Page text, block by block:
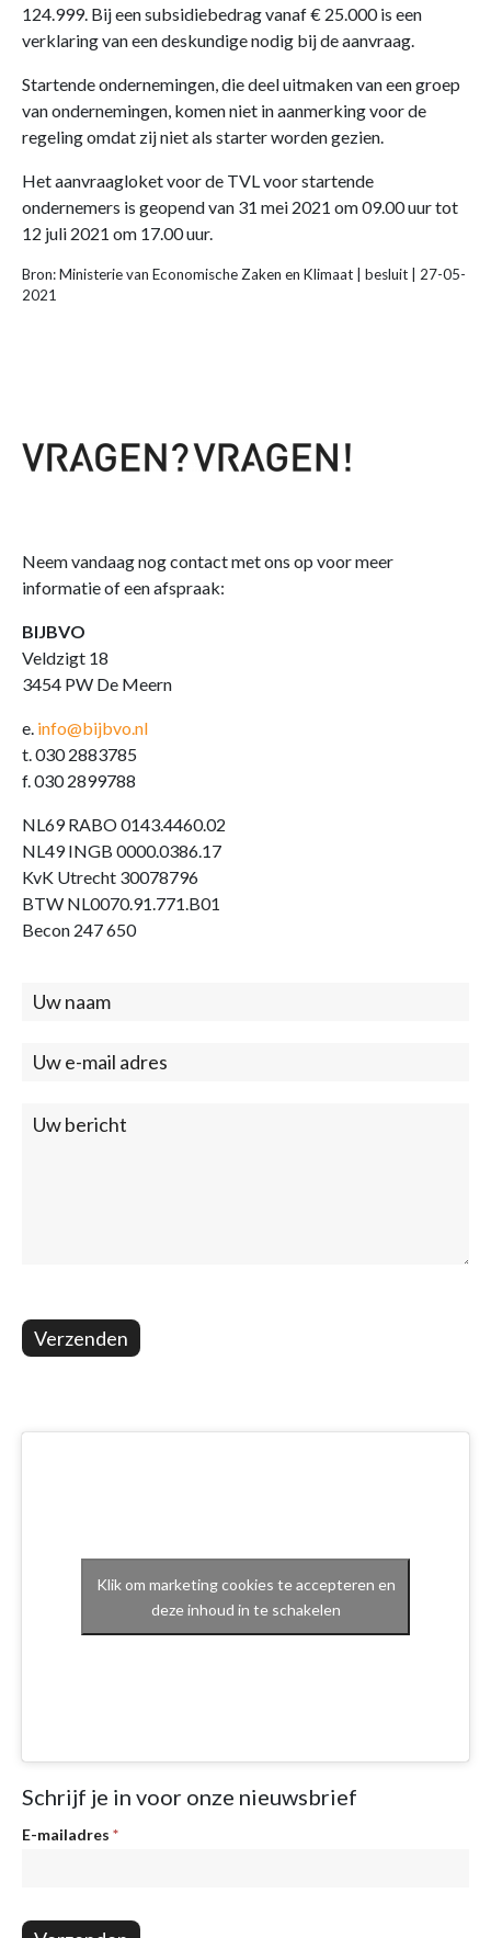
124.999. Bij een subsidiebedrag vanaf € 25.000 is een
verklaring van een deskundige nodig bij de aanvraag.
Startende ondernemingen, die deel uitmaken van een groep
van ondernemingen, komen niet in aanmerking voor de
regeling omdat zij niet als starter worden gezien.
Het aanvraagloket voor de TVL voor startende
ondernemers is geopend van 31 mei 2021 om 09.00 uur tot
12 juli 2021 om 17.00 uur.
Bron: Ministerie van Economische Zaken en Klimaat | besluit | 27-05-
2021
Neem vandaag nog contact met ons op voor meer
informatie of een afspraak:
BIJBVO
Veldzigt 18
3454 PW De Meern
e. info@bijbvo.nl
t. 030 2883785
f. 030 2899788
NL69 RABO 0143.4460.02
NL49 INGB 0000.0386.17
KvK Utrecht 30078796
BTW NL0070.91.771.B01
Becon 247 650
Contact
Verzenden
Klik om marketing cookies te accepteren en
deze inhoud in te schakelen
Schrijf je in voor onze nieuwsbrief
Nieuwsbrief
E-mailadres *